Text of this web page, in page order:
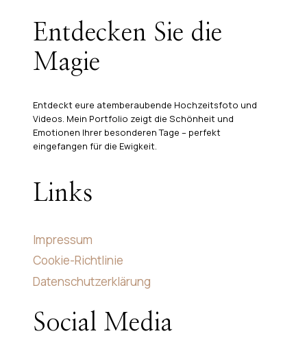
Entdecken Sie die
Magie
Entdeckt eure atemberaubende Hochzeitsfoto und
Videos. Mein Portfolio zeigt die Schönheit und
Emotionen Ihrer besonderen Tage – perfekt
eingefangen für die Ewigkeit.
Links
Impressum
Cookie-Richtlinie
Datenschutzerklärung
Social Media